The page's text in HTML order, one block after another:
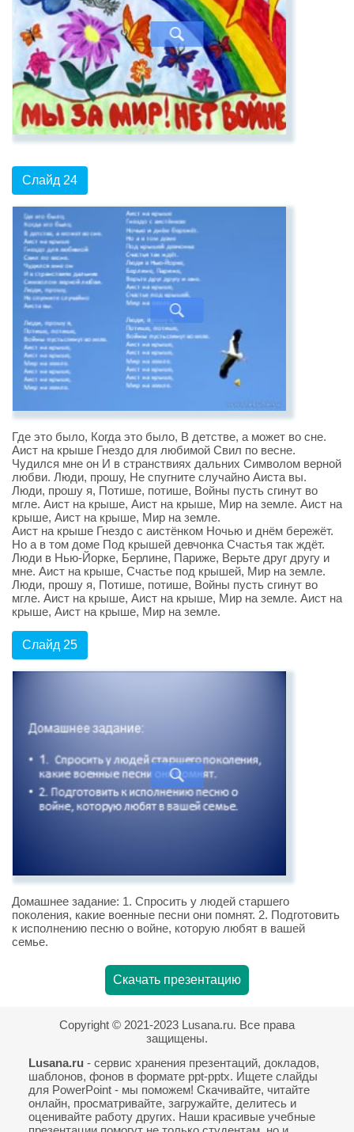
Слайд 24
Где это было, Когда это было, В детстве, а может во сне.
Аист на крыше Гнездо для любимой Свил по весне.
Чудился мне он И в странствиях дальних Символом верной
любви. Люди, прошу, Не спугните случайно Аиста вы.
Люди, прошу я, Потише, потише, Войны пусть сгинут во
мгле. Аист на крыше, Аист на крыше, Мир на земле. Аист на
крыше, Аист на крыше, Мир на земле.
Аист на крыше Гнездо с аистёнком Ночью и днём бережёт.
Но а в том доме Под крышей девчонка Счастья так ждёт.
Люди в Нью-Йорке, Берлине, Париже, Верьте друг другу и
мне. Аист на крыше, Счастье под крышей, Мир на земле.
Люди, прошу я, Потише, потише, Войны пусть сгинут во
мгле. Аист на крыше, Аист на крыше, Мир на земле. Аист на
крыше, Аист на крыше, Мир на земле.
Слайд 25
Домашнее задание: 1. Спросить у людей старшего
поколения, какие военные песни они помнят. 2. Подготовить
к исполнению песню о войне, которую любят в вашей
семье.
Скачать презентацию
Copyright © 2021-2023 Lusana.ru. Все права
защищены.
Lusana.ru - сервис хранения презентаций, докладов,
шаблонов, фонов в формате ppt-pptx. Ищете слайды
для PowerPoint - мы поможем! Скачивайте, читайте
онлайн, просматривайте, загружайте, делитесь и
оценивайте работу других. Наши красивые учебные